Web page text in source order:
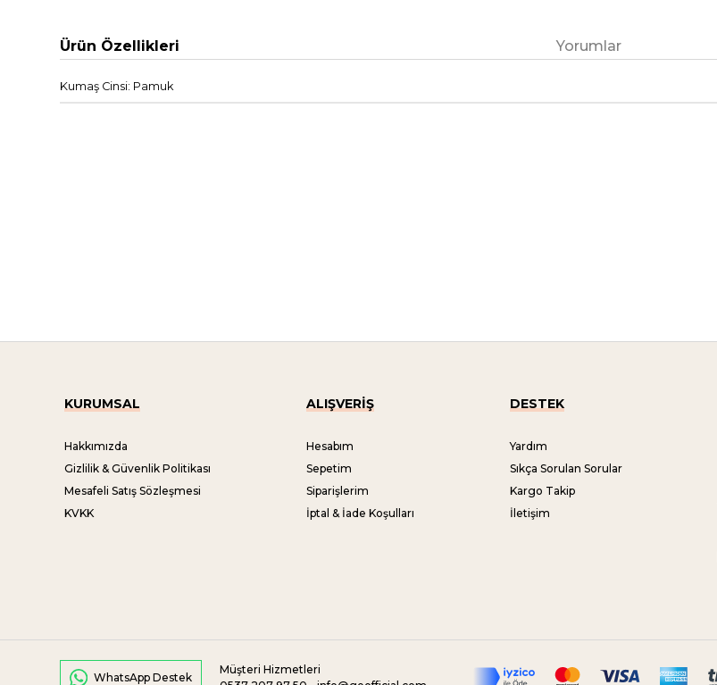
Ürün Özellikleri Yorumlar
Kumaş Cinsi: Pamuk
KURUMSAL
Hakkımızda
Gizlilik & Güvenlik Politikası
Mesafeli Satış Sözleşmesi
KVKK
ALIŞVERİŞ
Hesabım
Sepetim
Siparişlerim
İptal & İade Koşulları
DESTEK
Yardım
Sıkça Sorulan Sorular
Kargo Takip
İletişim
WhatsApp Destek
Müşteri Hizmetleri